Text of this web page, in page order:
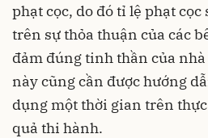
phạt cọc, do đó tỉ lệ phạt cọc
trên sự thỏa thuận của các
đảm đúng tinh thần của
này cũng cần được hướng
dụng một thời gian trên
quả thi hành.